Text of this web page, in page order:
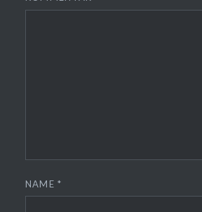
NAME*